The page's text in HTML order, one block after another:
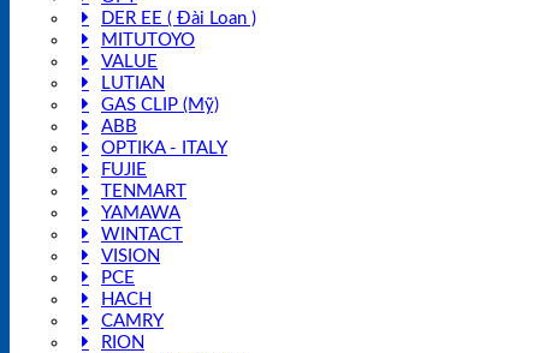
DER EE ( Đài Loan )
MITUTOYO
VALUE
LUTIAN
GAS CLIP (Mỹ)
ABB
OPTIKA - ITALY
FUJIE
TENMART
YAMAWA
WINTACT
VISION
PCE
HACH
CAMRY
RION